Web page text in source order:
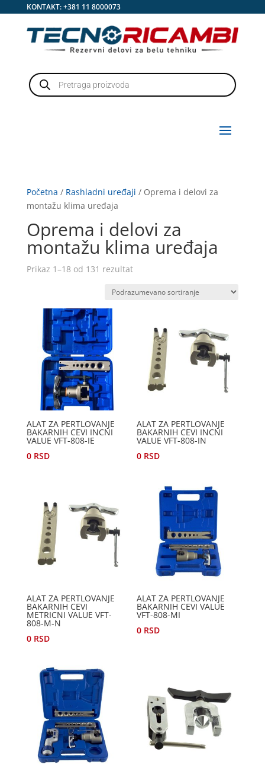
KONTAKT:+381 11 8000073
Products
search
Početna / Rashladni uređaji / Oprema i delovi za
montažu klima uređaja
Oprema i delovi za
montažu klima uređaja
Prikaz 1–18 od 131 rezultat
ALAT ZA PERTLOVANJE
BAKARNIH CEVI INCNI
VALUE VFT-808-IE
0 RSD
ALAT ZA PERTLOVANJE
BAKARNIH CEVI INCNI
VALUE VFT-808-IN
0 RSD
ALAT ZA PERTLOVANJE
BAKARNIH CEVI
METRICNI VALUE VFT-
808-M-N
0 RSD
ALAT ZA PERTLOVANJE
BAKARNIH CEVI VALUE
VFT-808-MI
0 RSD